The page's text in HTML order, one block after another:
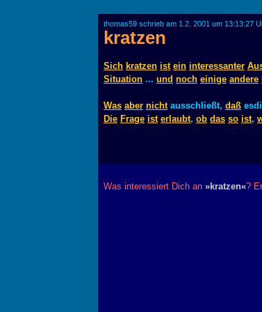
thomas59 schrieb am 1.2. 2001 um 13:13:27
kratzen
Sich kratzen ist ein interessanter
Situation ... und noch einige andere
Was aber nichtausschließt, daß
Die Frage ist erlaubt, ob das so ist,
Was interessiert Dich an »kratzen«?